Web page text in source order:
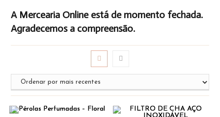
contentA Mercearia Online está de momento fechada.
Agradecemos a compreensão.